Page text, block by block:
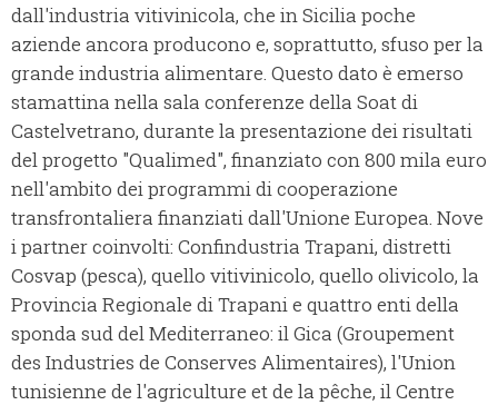
dall'industria vitivinicola, che in Sicilia poche
aziende ancora producono e, soprattutto, sfuso per la
grande industria alimentare. Questo dato è emerso
stamattina nella sala conferenze della Soat di
Castelvetrano, durante la presentazione dei risultati
del progetto "Qualimed", finanziato con 800 mila euro
nell'ambito dei programmi di cooperazione
transfrontaliera finanziati dall'Unione Europea. Nove
i partner coinvolti: Confindustria Trapani, distretti
Cosvap (pesca), quello vitivinicolo, quello olivicolo, la
Provincia Regionale di Trapani e quattro enti della
sponda sud del Mediterraneo: il Gica (Groupement
des Industries de Conserves Alimentaires), l'Union
tunisienne de l'agriculture et de la pêche, il Centre